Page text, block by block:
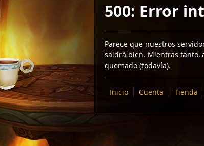
500: Error
Parece que nuestros
saldrá bien. Mientras tanto,
quemado (todavía).
Inicio Cuenta Tienda